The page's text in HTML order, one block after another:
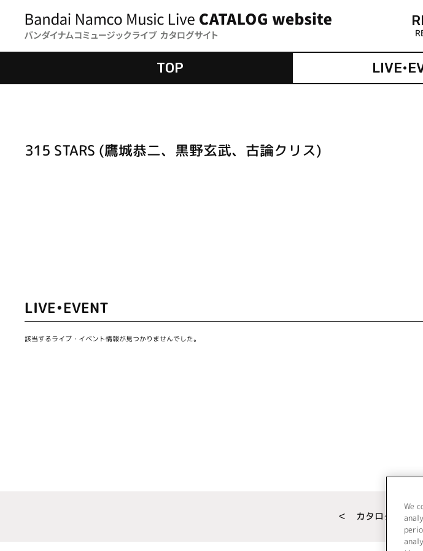
TOP
315 STARS (鷹城恭二、黒野玄武、古論クリス)
LIVE•EVENT
該当するライブ・イベント情報が見つかりませんでした。
＜ カタログサイト
We